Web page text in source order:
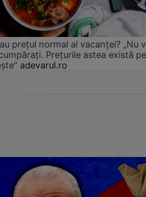
prețul normal al vacanței? „Nu
Prețurile astea există
adevarul.ro